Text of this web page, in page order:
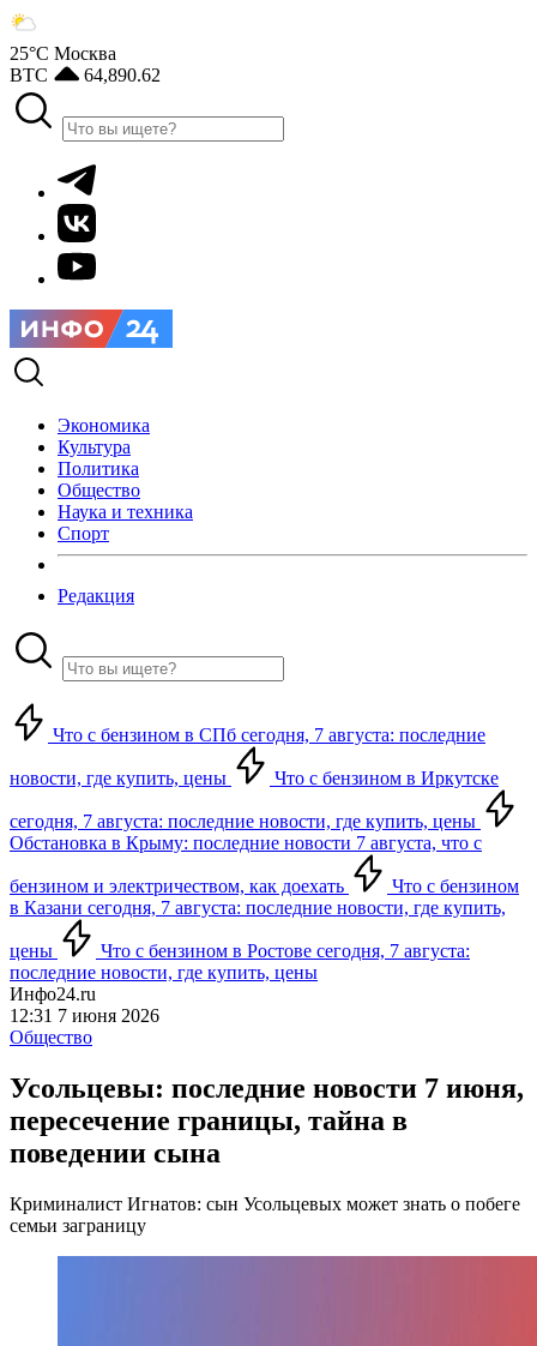
25°С Москва
BTC
64,890.62
Экономика
Культура
Политика
Общество
Наука и техника
Спорт
Редакция
Что с бензином в СПб сегодня, 7 августа: последние
новости, где купить, цены Что с бензином в Иркутске
сегодня, 7 августа: последние новости, где купить, цены
Обстановка в Крыму: последние новости 7 августа, что с
бензином и электричеством, как доехать
Что с бензином
в Казани сегодня, 7 августа: последние новости, где купить,
цены
Что с бензином в Ростове сегодня, 7 августа:
последние новости, где купить, цены
Инфо24.ru
12:31 7 июня 2026
Общество
Усольцевы: последние новости 7 июня,
пересечение границы, тайна в
поведении сына
Криминалист Игнатов: сын Усольцевых может знать о побеге
семьи заграницу